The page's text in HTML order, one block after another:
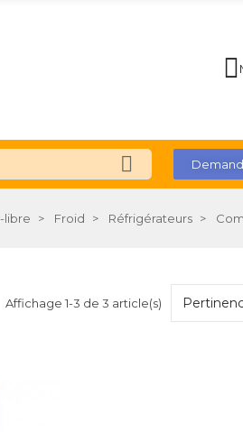
libre Froid Réfrigérateurs
Affichage 1-3 de 3 article(s)